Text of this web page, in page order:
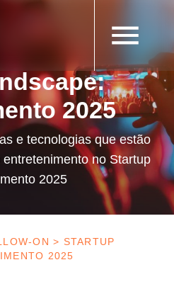
2025
e tecnologias que estão
no Startup
2025
ON > STARTUP
2025